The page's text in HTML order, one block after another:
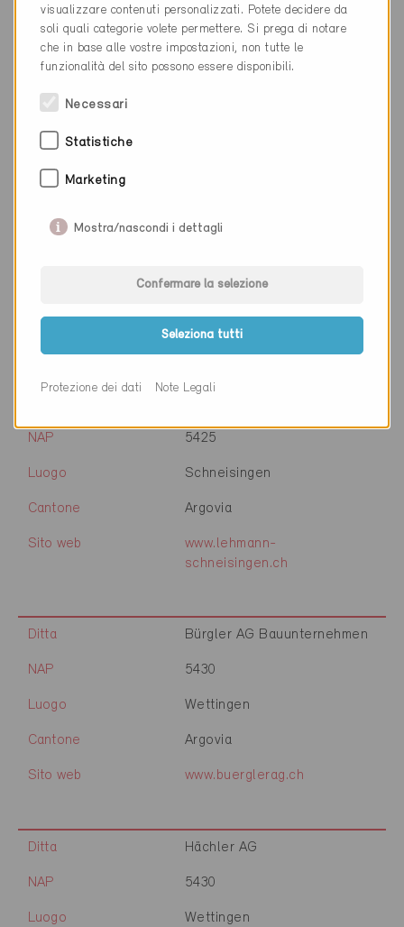
Cantone Argovia
Sito web www.felix.swiss
Luogo Untersiggenthal
engineering.ch
NAP 5425
Luogo Schneisingen
Cantone Argovia
Sito web
www.lehmann-
schneisingen.ch
Ditta Bürgler AG Bauunternehmen
NAP 5430
Luogo Wettingen
Cantone Argovia
Sito web www.buerglerag.ch
Ditta Hächler AG
NAP 5430
Luogo Wettingen
visualizzare contenuti personalizzati. Potete decidere da
soli quali categorie volete permettere. Si prega di notare
che in base alle vostre impostazioni, non tutte le
funzionalità del sito possono essere disponibili.
Necessari
Statistiche
Marketing
Mostra/nascondi i dettagli
Confermare la selezione
Seleziona tutti
Protezione dei dati Note Legali